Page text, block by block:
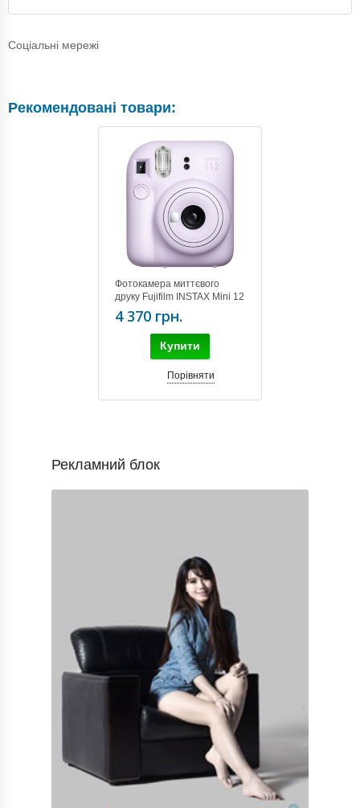
Соціальні мережі
Рекомендовані товари:
Фотокамера миттєвого
друку Fujifilm INSTAX Mini 12
PURPLE
4 370 грн.
Купити
Порівняти
Рекламний блок